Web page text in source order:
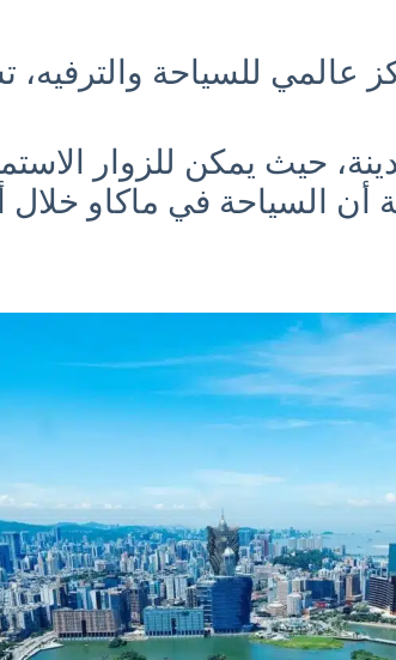
عالمي للسياحة
حيث يمكن للزوار
أن السياحة في ماكاو